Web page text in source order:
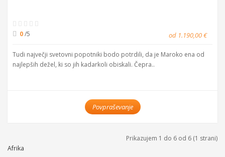
0/5 od 1.190,00 €
Tudi največji svetovni popotniki bodo potrdili, da je Maroko ena od
najlepših dežel, ki so jih kadarkoli obiskali. Čepra..
Povpraševanje
Prikazujem 1 do 6 od 6 (1 strani)
Afrika